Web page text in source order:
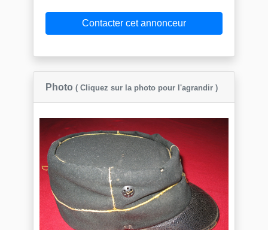
Contacter cet annonceur
Photo ( Cliquez sur la photo pour l'agrandir )